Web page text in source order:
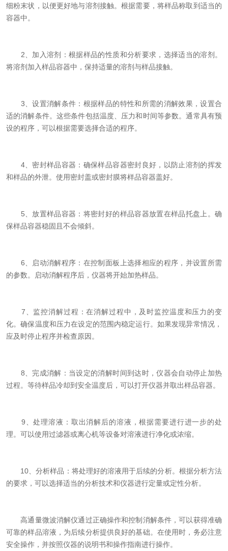
细粉末状，以便更好地与溶剂接触。根据需要，将样品称取到适当的
容器中。
2、加入溶剂：根据样品的性质和分析要求，选择适当的溶剂。
将溶剂加入样品容器中，保持适量的溶剂与样品接触。
3、设置消解条件：根据样品的特性和所需的消解效果，设置合
适的消解条件。这些条件包括温度、压力和时间等参数。通常具有预
设的程序，可以根据需要选择合适的程序。
4、密封样品容器：确保样品容器密封良好，以防止溶剂的挥发
和样品的外泄。使用密封盖或密封膜将样品容器盖好。
5、放置样品容器：将密封好的样品容器放置在样品托盘上。确
保样品容器稳固且不会倾斜。
6、启动消解程序：在控制面板上选择相应的程序，并设置所需
的参数。启动消解程序后，仪器将开始加热样品。
7、监控消解过程：在消解过程中，及时监控温度和压力的变
化。确保温度和压力在设定的范围内稳定运行。如果发现异常情况，
应及时停止程序并检查原因。
8、完成消解：当设定的消解时间到达时，仪器会自动停止加热
过程。等待样品冷却到安全温度后，可以打开仪器并取出样品容器。
9、处理溶液：取出消解后的溶液，根据需要进行进一步的处
理。可以使用过滤器或离心机等设备对溶液进行净化或浓缩。
10、分析样品：将处理好的溶液用于后续的分析。根据分析方法
的要求，可以选择适当的分析技术和仪器进行定量或定性分析。
高通量微波消解仪通过正确操作和控制消解条件，可以获得准确
可靠的样品溶液，为后续分析提供良好的基础。在使用时，务必注意
安全操作，并按照仪器的说明书和操作指南进行操作。